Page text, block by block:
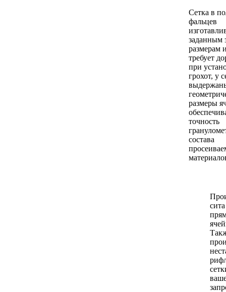
Сетка в
фальцев
заданным
размерам
требует
при
грохот, у
размеры
точность
состава